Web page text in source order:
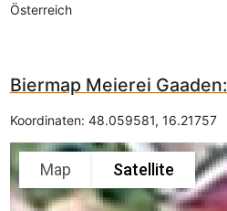
Österreich
Biermap Meierei Gaaden:
Koordinaten: 48.059581, 16.21757
Map Satellite